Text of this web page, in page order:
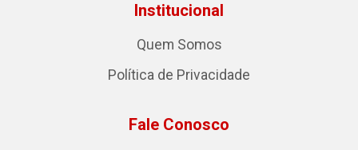
Institucional
Quem Somos
Política de Privacidade
Fale Conosco